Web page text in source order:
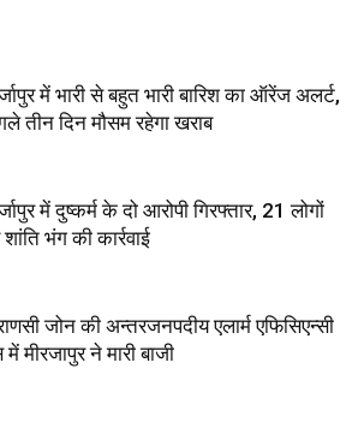
में भारी से बहुत भारी बारिश का ऑरेंज अलर्ट,
तीन दिन मौसम रहेगा खराब
में दुष्कर्म के दो आरोपी गिरफ्तार, 21 लोगों
भंग की कार्रवाई
जोन की अन्तरजनपदीय एलार्म एफिसिएन्सी
में मीरजापुर ने मारी बाजी